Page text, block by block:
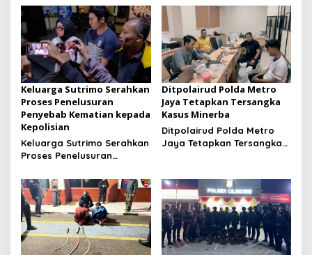
Keluarga Sutrimo Serahkan
Proses Penelusuran
Penyebab Kematian kepada
Kepolisian
Keluarga Sutrimo Serahkan
Proses Penelusuran
kepada Kepolisian
Ditpolairud Polda Metro
Jaya Tetapkan Tersangka
Kasus Minerba
Ditpolairud Polda Metro
Jaya Tetapkan Tersangka